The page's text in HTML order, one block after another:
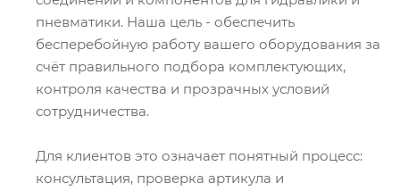
пневматики. Наша цель - обеспечить
бесперебойную работу вашего оборудования за
счёт правильного подбора комплектующих,
контроля качества и прозрачных условий
сотрудничества.
Для клиентов это означает понятный процесс:
консультация, проверка артикула и